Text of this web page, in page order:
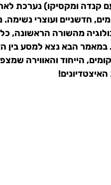
עם קנדה ומקסיקו) נערכת
חדשניים ועוצרי
מהשורה הראשונה,
במאמר הבא נצא למסע בין
הייחוד והאווירה